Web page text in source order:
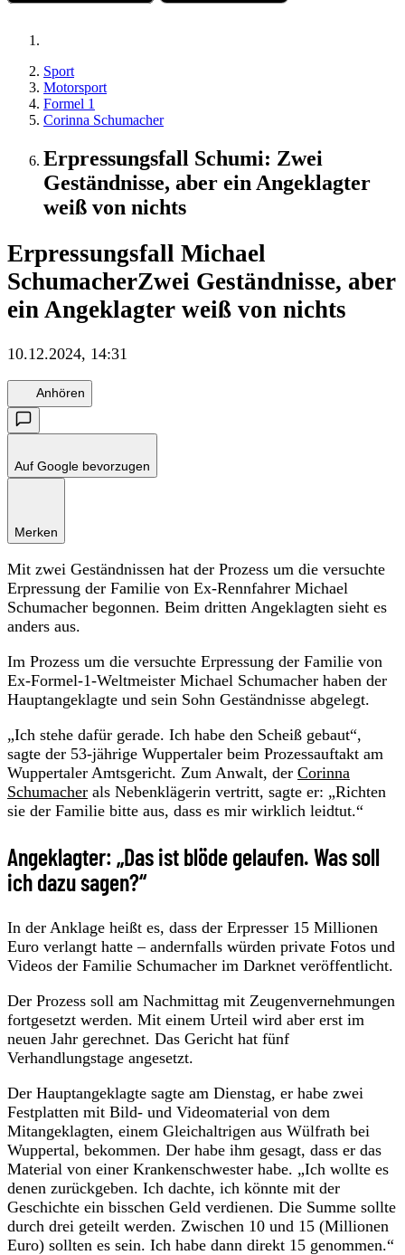
Sport
Motorsport
Formel 1
Corinna Schumacher
Erpressungsfall Schumi: Zwei
Geständnisse, aber ein Angeklagter
weiß von nichts
Erpressungsfall Michael
SchumacherZwei Geständnisse, aber
ein Angeklagter weiß von nichts
10.12.2024, 14:31
Anhören
Auf Google bevorzugen
Merken
Mit zwei Geständnissen hat der Prozess um die versuchte
Erpressung der Familie von Ex-Rennfahrer Michael
Schumacher begonnen. Beim dritten Angeklagten sieht es
anders aus.
Im Prozess um die versuchte Erpressung der Familie von
Ex-Formel-1-Weltmeister Michael Schumacher haben der
Hauptangeklagte und sein Sohn Geständnisse abgelegt.
„Ich stehe dafür gerade. Ich habe den Scheiß gebaut“,
sagte der 53-jährige Wuppertaler beim Prozessauftakt am
Wuppertaler Amtsgericht. Zum Anwalt, der Corinna
Schumacher als Nebenklägerin vertritt, sagte er: „Richten
sie der Familie bitte aus, dass es mir wirklich leidtut.“
Angeklagter: „Das ist blöde gelaufen. Was soll
ich dazu sagen?“
In der Anklage heißt es, dass der Erpresser 15 Millionen
Euro verlangt hatte – andernfalls würden private Fotos und
Videos der Familie Schumacher im Darknet veröffentlicht.
Der Prozess soll am Nachmittag mit Zeugenvernehmungen
fortgesetzt werden. Mit einem Urteil wird aber erst im
neuen Jahr gerechnet. Das Gericht hat fünf
Verhandlungstage angesetzt.
Der Hauptangeklagte sagte am Dienstag, er habe zwei
Festplatten mit Bild- und Videomaterial von dem
Mitangeklagten, einem Gleichaltrigen aus Wülfrath bei
Wuppertal, bekommen. Der habe ihm gesagt, dass er das
Material von einer Krankenschwester habe. „Ich wollte es
denen zurückgeben. Ich dachte, ich könnte mit der
Geschichte ein bisschen Geld verdienen. Die Summe sollte
durch drei geteilt werden. Zwischen 10 und 15 (Millionen
Euro) sollten es sein. Ich habe dann direkt 15 genommen.“